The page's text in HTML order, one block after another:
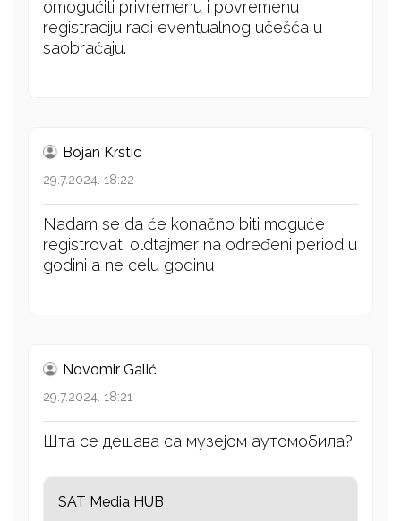
omogućiti privremenu i povremenu
registraciju radi eventualnog učešća u
saobraćaju.
Bojan Krstic
29.7.2024. 18:22
Nadam se da će konačno biti moguće
registrovati oldtajmer na određeni period u
godini a ne celu godinu
Novomir Galić
29.7.2024. 18:21
Шта се дешава са музејом аутомобила?
SAT Media HUB